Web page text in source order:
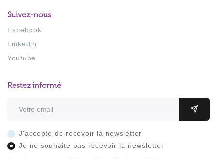
Suivez-nous
Facebook
Linkedin
Youtube
Restez informé
J'accepte de recevoir la newsletter
Je ne souhaite pas recevoir la newsletter